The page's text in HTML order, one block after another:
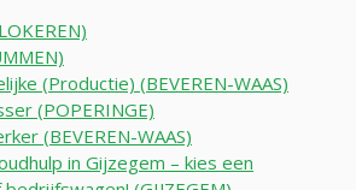
(Productie) (BEVEREN-WAAS)
(POPERINGE)
(BEVEREN-WAAS)
in Gijzegem – kies een